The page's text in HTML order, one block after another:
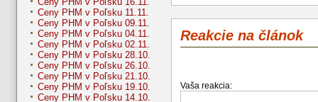
Ceny PHM v Poľsku 11.11.
Ceny PHM v Poľsku 09.11.
Ceny PHM v Poľsku 04.11.
Ceny PHM v Poľsku 02.11.
Ceny PHM v Poľsku 28.10.
Ceny PHM v Poľsku 26.10.
Ceny PHM v Poľsku 21.10.
Ceny PHM v Poľsku 19.10.
Ceny PHM v Poľsku 14.10.
Reakcie na článok
Vaša reakcia: